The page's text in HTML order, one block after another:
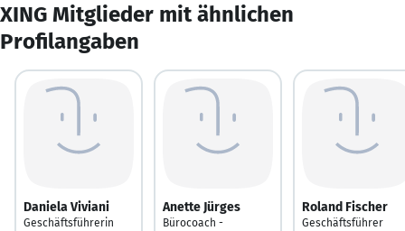
XING Mitglieder mit ähnlichen
Profilangaben
Daniela Viviani
Geschäftsführerin
Anette Jürges
Bürocoach -
Roland Fischer
Geschäftsführer